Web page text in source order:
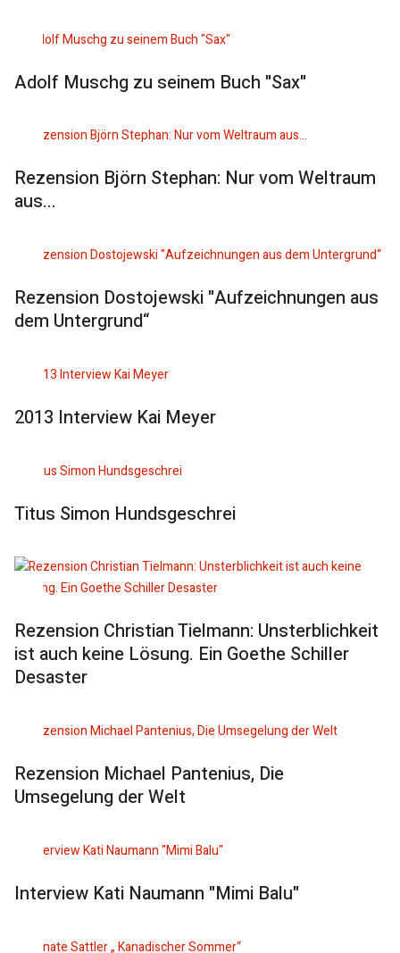
Adolf Muschg zu seinem Buch "Sax"
Rezension Björn Stephan: Nur vom Weltraum
aus...
Rezension Dostojewski "Aufzeichnungen aus
dem Untergrund“
2013 Interview Kai Meyer
Titus Simon Hundsgeschrei
Rezension Christian Tielmann: Unsterblichkeit
ist auch keine Lösung. Ein Goethe Schiller
Desaster
Rezension Michael Pantenius, Die
Umsegelung der Welt
Interview Kati Naumann "Mimi Balu"